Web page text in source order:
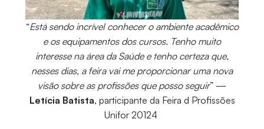
“Está sendo incrível conhecer o ambiente acadêmico
e os equipamentos dos cursos. Tenho muito
interesse na área da Saúde e tenho certeza que,
nesses dias, a feira vai me proporcionar uma nova
visão sobre as profissões que posso seguir” —
Letícia Batista, participante da Feira d Profissões
Unifor 20124